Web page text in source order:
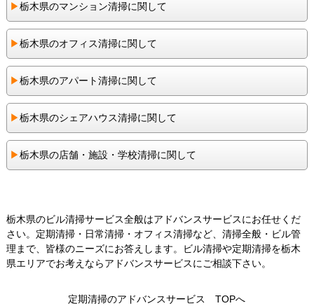
▶︎栃木県のマンション清掃に関して
▶︎栃木県のオフィス清掃に関して
▶︎栃木県のアパート清掃に関して
▶︎栃木県のシェアハウス清掃に関して
▶︎栃木県の店舗・施設・学校清掃に関して
栃木県のビル清掃サービス全般はアドバンスサービスにお任せくだ
さい。定期清掃・日常清掃・オフィス清掃など、清掃全般・ビル管
理まで、皆様のニーズにお答えします。ビル清掃や定期清掃を栃木
県エリアでお考えならアドバンスサービスにご相談下さい。
定期清掃のアドバンスサービス TOPへ